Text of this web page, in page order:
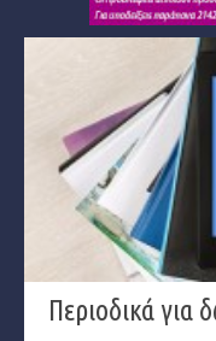
Περιοδικά για